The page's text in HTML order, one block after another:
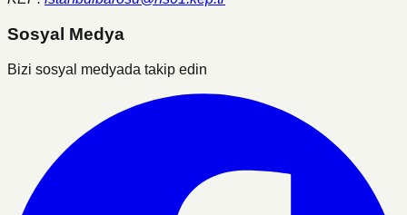
Sosyal Medya
Bizi sosyal medyada takip edin